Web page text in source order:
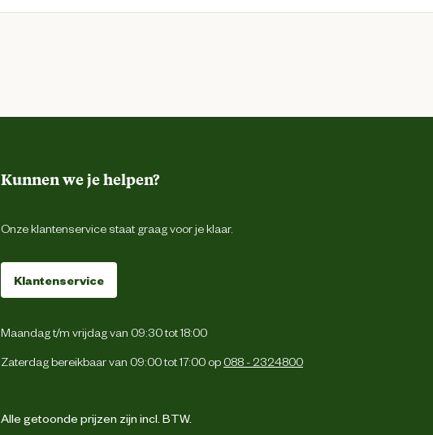
Kunnen we je helpen?
Onze klantenservice staat graag voor je klaar.
Klantenservice
Maandag t/m vrijdag van 09:30 tot 18:00
Zaterdag bereikbaar van 09:00 tot 17:00 op 088 - 2324800
Alle getoonde prijzen zijn incl. BTW.